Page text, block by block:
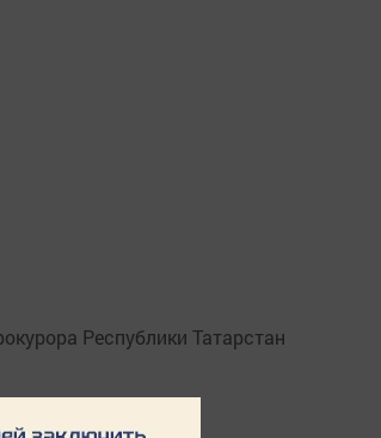
Республики Татарстан